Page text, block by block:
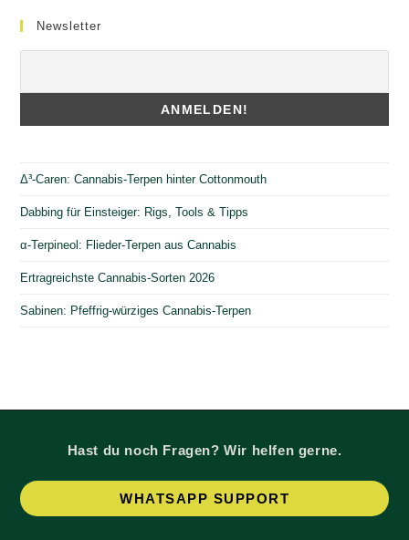
Newsletter
Δ³-Caren: Cannabis-Terpen hinter Cottonmouth
Dabbing für Einsteiger: Rigs, Tools & Tipps
α-Terpineol: Flieder-Terpen aus Cannabis
Ertragreichste Cannabis-Sorten 2026
Sabinen: Pfeffrig-würziges Cannabis-Terpen
Hast du noch Fragen? Wir helfen gerne.
WHATSAPP SUPPORT